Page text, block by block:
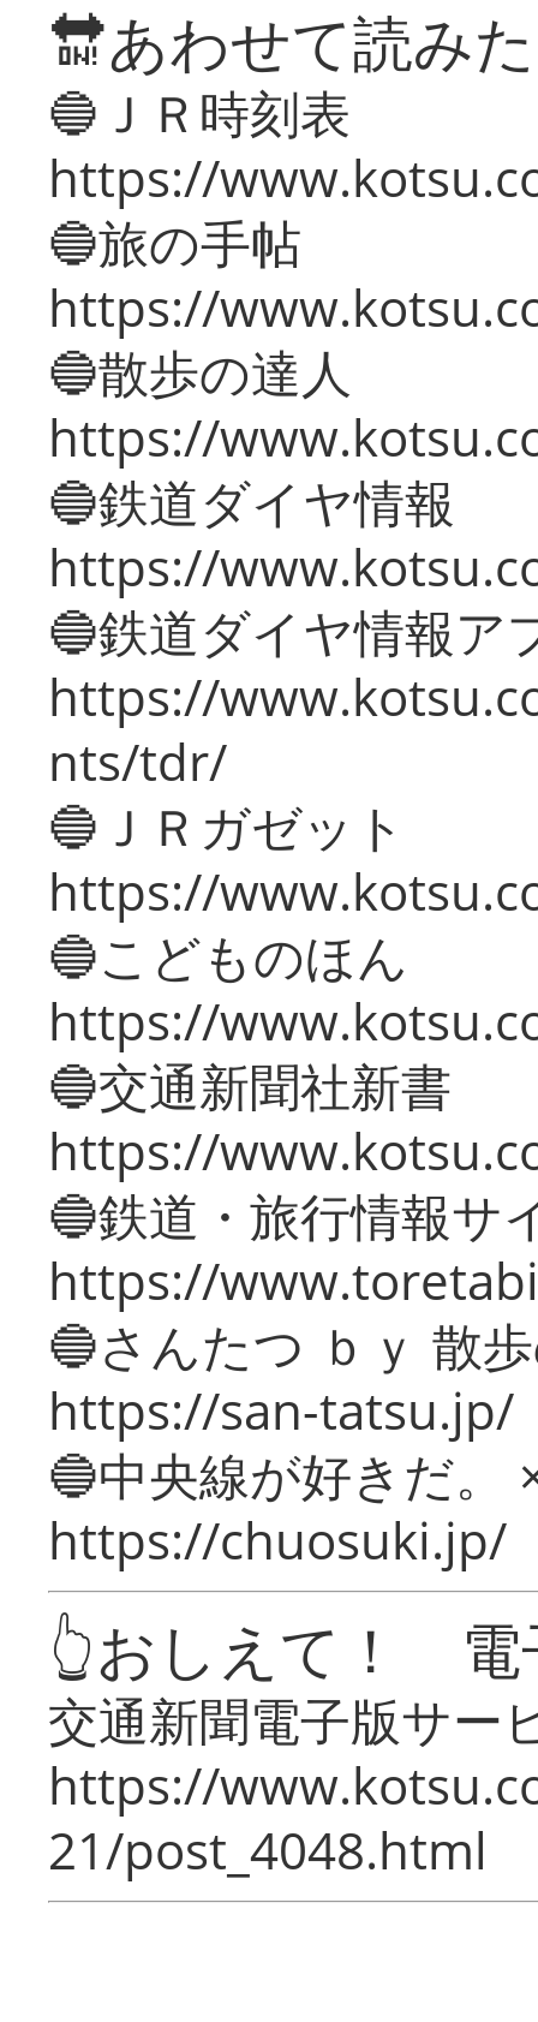
🔛あわせて読み
🔵ＪＲ時刻表
https://
🔵旅の手帖
https://
🔵散歩の達人
https://
🔵鉄道ダイヤ情報
https://
🔵鉄道ダイヤ情報ア
https://
nts/tdr/
🔵ＪＲガゼット
https://
🔵こどものほん
https://
🔵交通新聞社新書
https://
🔵鉄道・旅行情報サ
https://
🔵さんたつ ｂｙ 散
https://san-tatsu.jp/
🔵中央線が好きだ。
https://chuosuki.jp/
👆おしえて！ 電
交通新聞電子版サー
https://
21/post_4048.html